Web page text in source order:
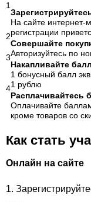
1
На сайте интернет-
регистрации
2
Совершайте
Авторизуйтесь по
3
Накапливайте
1 бонусный балл
1 рублю
4
Расплачивайтесь
Оплачивайте
кроме товаров со
Как стать
Онлайн на сайте